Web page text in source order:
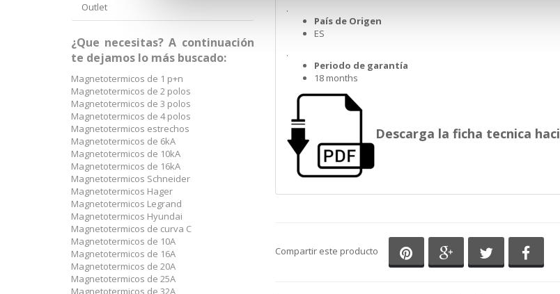
.
País de Origen
ES
.
Periodo de garantía
18 months
Descarga la ficha tecnica
Compartir este producto Compartir en Pinterest
Compartir enCompartir
Outlet
¿Que necesitas? A continuación
te dejamos lo más buscado:
Magnetotermicos de 1 p+n
Magnetotermicos de 2 polos
Magnetotermicos de 3 polos
Magnetotermicos de 4 polos
Magnetotermicos estrechos
Magnetotermicos de 6kA
Magnetotermicos de 10kA
Magnetotermicos de 16kA
Magnetotermicos Schneider
Magnetotermicos Hager
Magnetotermicos Legrand
Magnetotermicos Hyundai
Magnetotermicos de curva C
Magnetotermicos de 10A
Magnetotermicos de 16A
Magnetotermicos de 20A
Magnetotermicos de 25A
Magnetotermicos de 32A